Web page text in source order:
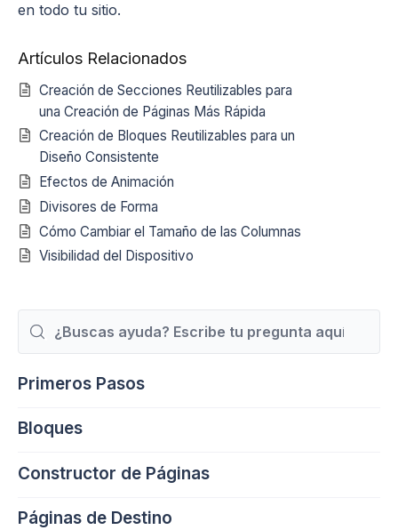
en todo tu sitio.
Artículos Relacionados
Creación de Secciones Reutilizables para
una Creación de Páginas Más Rápida
Creación de Bloques Reutilizables para un
Diseño Consistente
Efectos de Animación
Divisores de Forma
Cómo Cambiar el Tamaño de las Columnas
Visibilidad del Dispositivo
Primeros Pasos
Bloques
Constructor de Páginas
Páginas de Destino